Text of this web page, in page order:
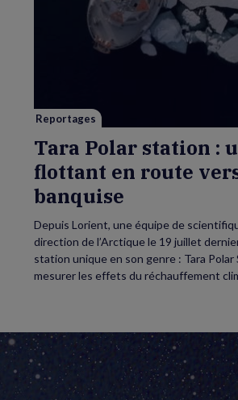
de
Tara
Polar
station
:
la
Reportages
Tara Polar station :
flottant en route
banquise
Depuis Lorient, une équipe de
direction de l’Arctique le 19 juillet
station unique en son genre : Tara
mesurer les effets du réchauffement